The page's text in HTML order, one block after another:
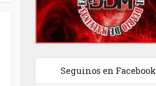
Seguinos en Facebook